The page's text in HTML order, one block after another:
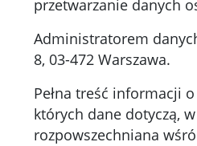
przetwarzanie danych
Administratorem
8, 03-472 Warszawa.
Pełna treść informacji
których dane dotyczą,
rozpowszechniana